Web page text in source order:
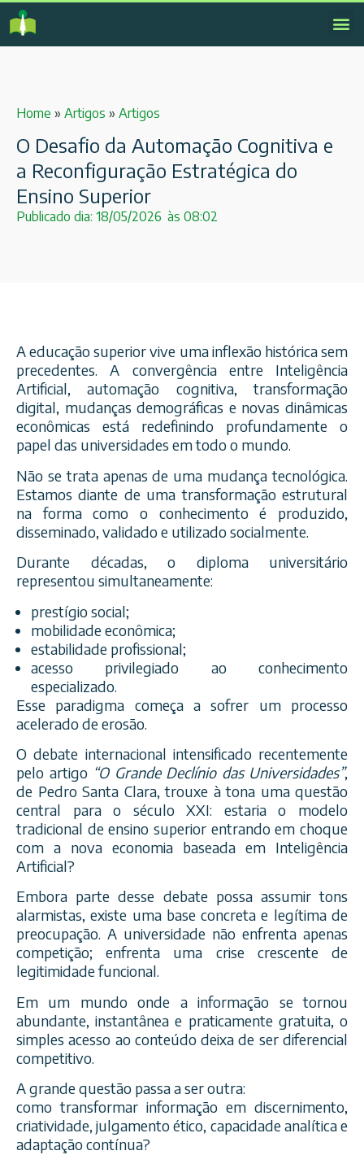
Home » Artigos » Artigos
O Desafio da Automação Cognitiva e
a Reconfiguração Estratégica do
Ensino Superior
Publicado dia: 18/05/2026 às 08:02
A educação superior vive uma inflexão histórica sem
precedentes. A convergência entre Inteligência
Artificial, automação cognitiva, transformação
digital, mudanças demográficas e novas dinâmicas
econômicas está redefinindo profundamente o
papel das universidades em todo o mundo.
Não se trata apenas de uma mudança tecnológica.
Estamos diante de uma transformação estrutural
na forma como o conhecimento é produzido,
disseminado, validado e utilizado socialmente.
Durante décadas, o diploma universitário
representou simultaneamente:
prestígio social;
mobilidade econômica;
estabilidade profissional;
acesso privilegiado ao conhecimento
especializado.
Esse paradigma começa a sofrer um processo
acelerado de erosão.
O debate internacional intensificado recentemente
pelo artigo “O Grande Declínio das Universidades”,
de Pedro Santa Clara, trouxe à tona uma questão
central para o século XXI: estaria o modelo
tradicional de ensino superior entrando em choque
com a nova economia baseada em Inteligência
Artificial?
Embora parte desse debate possa assumir tons
alarmistas, existe uma base concreta e legítima de
preocupação. A universidade não enfrenta apenas
competição; enfrenta uma crise crescente de
legitimidade funcional.
Em um mundo onde a informação se tornou
abundante, instantânea e praticamente gratuita, o
simples acesso ao conteúdo deixa de ser diferencial
competitivo.
A grande questão passa a ser outra:
como transformar informação em discernimento,
criatividade, julgamento ético, capacidade analítica e
adaptação contínua?